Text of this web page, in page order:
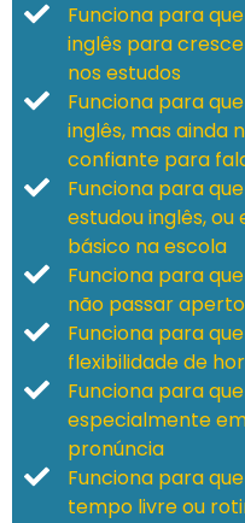
Funciona para
inglês para
nos estudos
Funciona para
inglês, mas ainda
confiante para
Funciona para
estudou inglês, ou
básico na escola
Funciona para
não passar aperto
Funciona para
flexibilidade de
Funciona para
especialmente
pronúncia
Funciona para
tempo livre ou